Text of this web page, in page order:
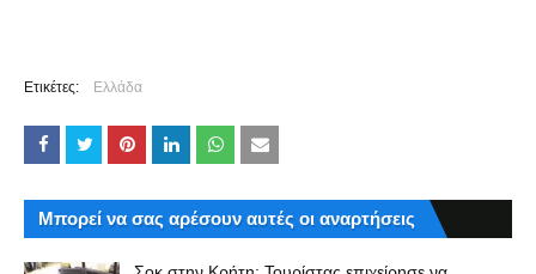
Ετικέτες: Ελλάδα
Μπορεί να σας αρέσουν αυτές οι αναρτήσεις